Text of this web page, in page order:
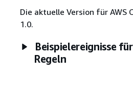
Die aktuelle Version für AWS
1.0.
Beispielereignisse
Regeln